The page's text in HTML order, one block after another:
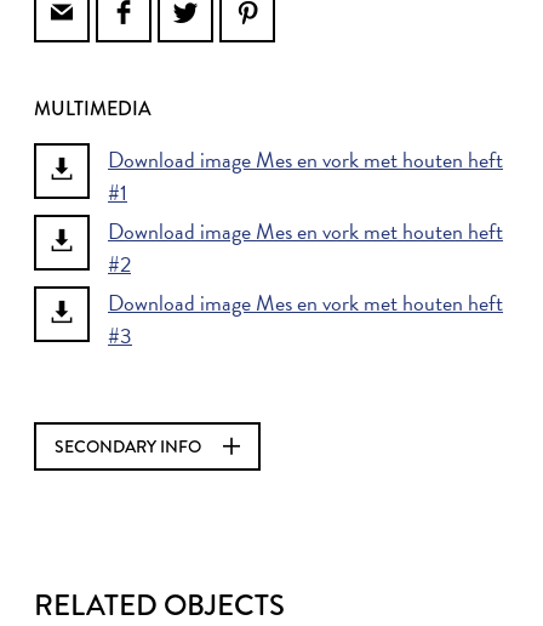
MULTIMEDIA
Download image Mes en vork met houten heft
#1
Download image Mes en vork met houten heft
#2
Download image Mes en vork met houten heft
#3
SECONDARY INFO
RELATED OBJECTS